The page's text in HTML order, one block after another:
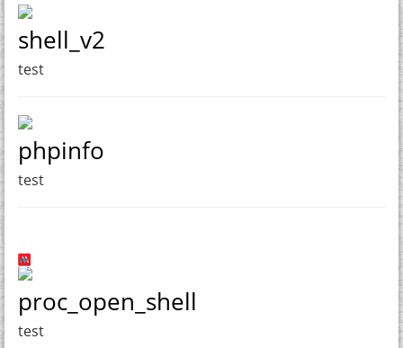
shell_v2
test
phpinfo
test
proc_open_shell
test